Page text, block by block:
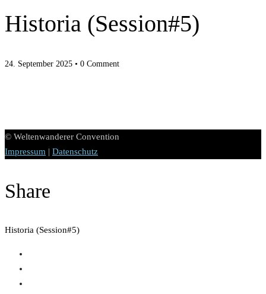
Historia (Session#5)
24. September 2025 • 0 Comment
© Weltenwanderer Convention
Impressum | Datenschutz
Share
Historia (Session#5)